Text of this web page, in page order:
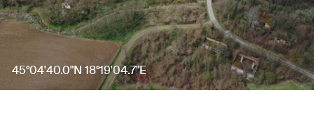
45°04'40.0"N 18°19'04.7"E